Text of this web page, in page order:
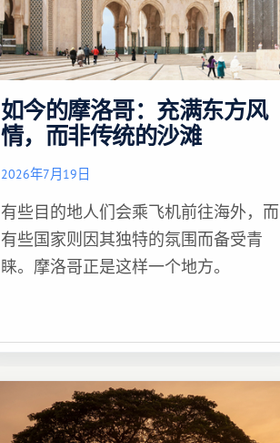
如今的摩洛哥：充满东方风
情，而非传统的沙滩
2026年7月19日
有些目的地人们会乘飞机前往海外，而
有些国家则因其独特的氛围而备受青
睐。摩洛哥正是这样一个地方。